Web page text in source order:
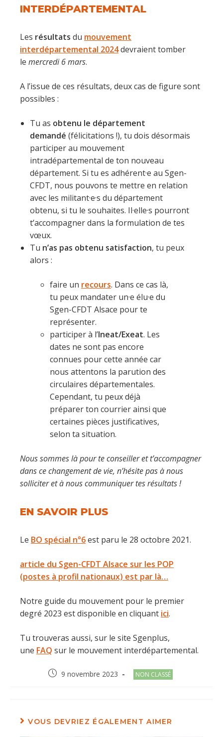
INTERDÉPARTEMENTAL
Les résultats du mouvement
interdépartemental 2024devraient tomber
le mercredi 6 mars.
A l’issue de ces résultats, deux cas de figure sont
possibles :
Tu as obtenu le département
demandé (félicitations !), tu dois désormais
participer au mouvement
intradépartemental de ton nouveau
département. Si tu es adhérent·e au Sgen-
CFDT, nous pouvons te mettre en relation
avec les militant·e·s du département
obtenu, si tu le souhaites. Il·elle·s pourront
t’accompagner dans la formulation de tes
vœux.
Tu n’as pas obtenu satisfaction, tu peux
alors :
faire un recours. Dans ce cas là,
tu peux mandater un·e élu·e du
Sgen-CFDT Alsace pour te
représenter.
participer à l’Ineat/Exeat. Les
dates ne sont pas encore
connues pour cette année car
nous attentons la parution des
circulaires départementales.
Cependant, tu peux déjà
préparer ton courrier ainsi que
certaines pièces justificatives,
selon ta situation.
Nous sommes là pour te conseiller et t’accompagner
dans ce changement de vie, n’hésite pas à nous
solliciter et à nous communiquer tes résultats !
EN SAVOIR PLUS
Le BO spécial n°6est paru le 28 octobre 2021.
article du Sgen-CFDT Alsace sur les POP
(postes à profil nationaux) est par là…
Notre guide du mouvement pour le premier
degré 2023 est disponible en cliquant ici.
Tu trouveras aussi, sur le site Sgenplus,
une FAQ sur le mouvement interdépartemental.
Post9 novembre 2023
Post
NON CLASSÉ
VOUS DEVRIEZ ÉGALEMENT AIMER